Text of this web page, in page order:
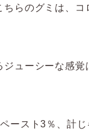
らのグミは、コ
ューシーな感
ースト3％、計